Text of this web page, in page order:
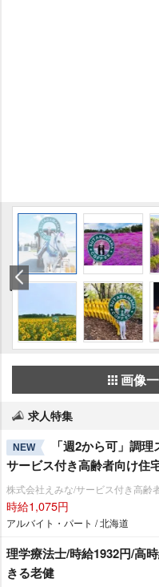
画像
求人特集
NEW
「週2から可」調
サービス付き高齢者向け住
株式会社えみな/サービス付き高齢
時給1,075円
アルバイト・パート / 北海道
理学療法士/時給1932円/高
きる老健